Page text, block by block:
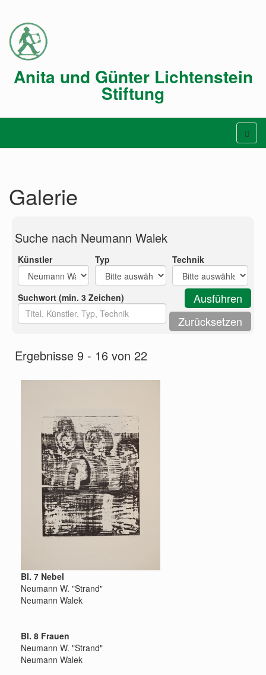
Anita und Günter Lichtenstein
Stiftung
Galerie
Suche nach Neumann Walek
Künstler Typ Technik
Suchwort (min. 3 Zeichen)
Ergebnisse 9 - 16 von 22
Bl. 7 Nebel
Neumann W. "Strand"
Neumann Walek
Bl. 8 Frauen
Neumann W. "Strand"
Neumann Walek